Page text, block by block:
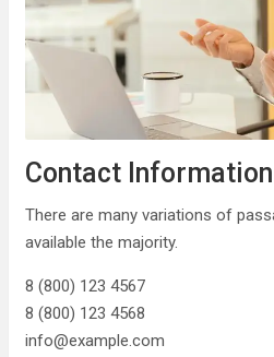
Contact Information
There are many variations of
available the majority.
8 (800) 123 4567
8 (800) 123 4568
info@example.com